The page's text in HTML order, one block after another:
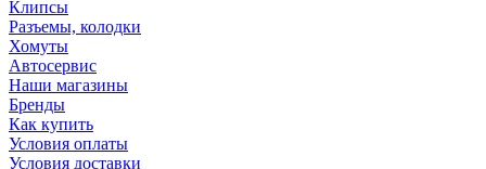
Клипсы
Разъемы, колодки
Хомуты
Автосервис
Наши магазины
Бренды
Как купить
Условия оплаты
Условия доставки